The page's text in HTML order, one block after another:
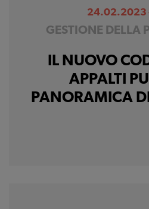
24.02.2023
GESTIONE DELLA
IL NUOVO
APPALTI
PANORAMICA